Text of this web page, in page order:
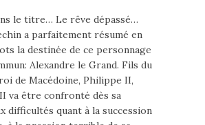
le titre… Le rêve dépassé…
a parfaitement résumé en
la destinée de ce personnage
Alexandre le Grand. Fils du
de Macédoine, Philippe II,
va être confronté dès sa
difficultés quant à la succession